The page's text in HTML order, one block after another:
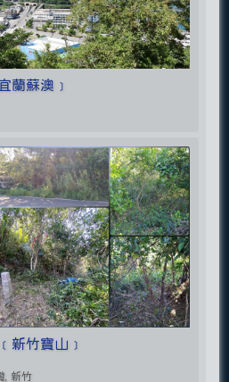
蘭蘇澳﹞
新竹寶山﹞
, 新竹